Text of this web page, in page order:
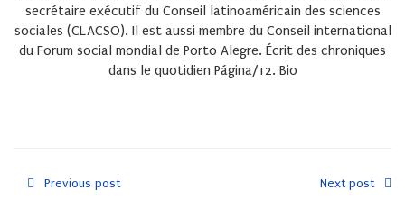
secrétaire exécutif du Conseil latinoaméricain des sciences
sociales (CLACSO). Il est aussi membre du Conseil international
du Forum social mondial de Porto Alegre. Écrit des chroniques
dans le quotidien Página/12. Bio
Previous post Next post